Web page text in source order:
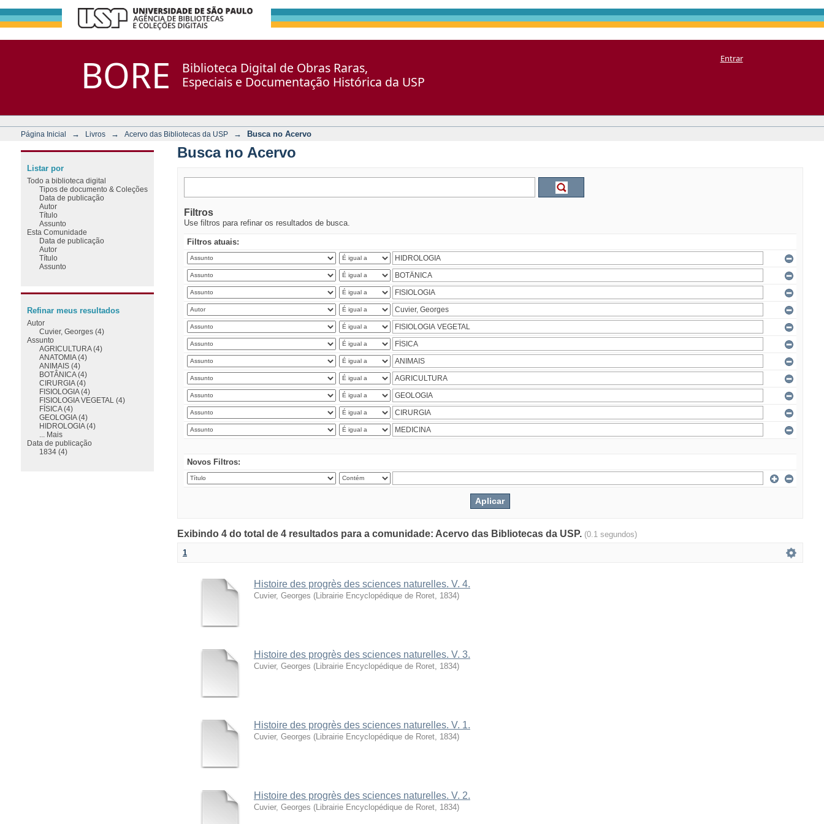
BORE
Biblioteca Digital de Obras Raras,
Especiais e Documentação Histórica da USP
Entrar
Página Inicial → Livros → Acervo das Bibliotecas da USP → Busca no Acervo
Busca no Acervo
Filtros
Use filtros para refinar os resultados de busca.
Filtros atuais:
Novos Filtros:
Exibindo 4 do total de 4 resultados para a comunidade: Acervo das Bibliotecas da USP. (0.1 segundos)
1
Histoire des progrès des sciences naturelles. V. 4.
Cuvier, Georges (Librairie Encyclopédique de Roret, 1834)
Histoire des progrès des sciences naturelles. V. 3.
Cuvier, Georges (Librairie Encyclopédique de Roret, 1834)
Histoire des progrès des sciences naturelles. V. 1.
Cuvier, Georges (Librairie Encyclopédique de Roret, 1834)
Histoire des progrès des sciences naturelles. V. 2.
Cuvier, Georges (Librairie Encyclopédique de Roret, 1834)
Listar por
Todo a biblioteca digital
Tipos de documento & Coleções
Data de publicação
Autor
Título
Assunto
Esta Comunidade
Data de publicação
Autor
Título
Assunto
Refinar meus resultados
Autor
Cuvier, Georges (4)
Assunto
AGRICULTURA (4)
ANATOMIA (4)
ANIMAIS (4)
BOTÂNICA (4)
CIRURGIA (4)
FISIOLOGIA (4)
FISIOLOGIA VEGETAL (4)
FÍSICA (4)
GEOLOGIA (4)
HIDROLOGIA (4)
... Mais
Data de publicação
1834 (4)